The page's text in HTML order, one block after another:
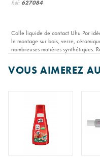
Réf: 627084
Colle liquide de contact Uhu Por
le montage sur bois, verre,
nombreuses matières synthétiques.
VOUS AIMEREZ